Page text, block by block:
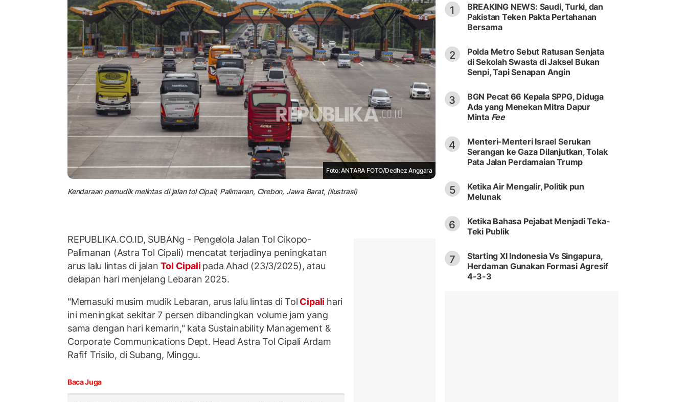
Foto: ANTARA FOTO/Dedhez Anggara
Kendaraan pemudik melintas di jalan tol Cipali, Palimanan, Cirebon, Jawa Barat, (ilustrasi)
REPUBLIKA.CO.ID, SUBANg - Pengelola Jalan Tol Cikopo-
Palimanan (Astra Tol Cipali) mencatat terjadinya peningkatan
arus lalu lintas di jalan Tol Cipali pada Ahad (23/3/2025), atau
delapan hari menjelang Lebaran 2025.
"Memasuki musim mudik Lebaran, arus lalu lintas di Tol Cipali hari
ini meningkat sekitar 7 persen dibandingkan volume jam yang
sama dengan hari kemarin," kata Sustainability Management &
Corporate Communications Dept. Head Astra Tol Cipali Ardam
Rafif Trisilo, di Subang, Minggu.
Baca Juga
1
BREAKING NEWS: Saudi, Turki, dan
Pakistan Teken Pakta Pertahanan
Bersama
2
Polda Metro Sebut Ratusan Senjata
di Sekolah Swasta di Jaksel Bukan
Senpi, Tapi Senapan Angin
3
BGN Pecat 66 Kepala SPPG, Diduga
Ada yang Menekan Mitra Dapur
Minta Fee
4
Menteri-Menteri Israel Serukan
Serangan ke Gaza Dilanjutkan, Tolak
Pata Jalan Perdamaian Trump
5
Ketika Air Mengalir, Politik pun
Melunak
6
Ketika Bahasa Pejabat Menjadi Teka-
Teki Publik
7
Starting XI Indonesia Vs Singapura,
Herdaman Gunakan Formasi Agresif
4-3-3